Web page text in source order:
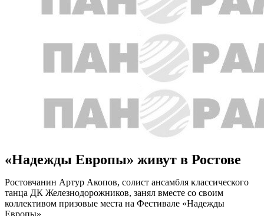
«Надежды Европы» живут в Ростове
Ростовчанин Артур Акопов, солист ансамбля классического
танца ДК Железнодорожников, занял вместе со своим
коллективом призовые места на Фестивале «Надежды